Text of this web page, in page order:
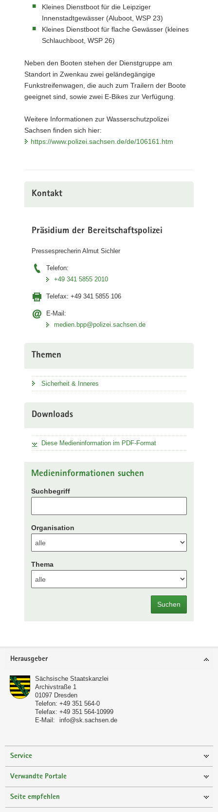
Kleines Dienstboot für die Leipziger
Innenstadtgewässer (Aluboot, WSP 23)
Kleines Dienstboot für flache Gewässer (kleines
Schlauchboot, WSP 26)
Neben den Booten stehen der Dienstgruppe am
Standort in Zwenkau zwei geländegängige
Funkstreifenwagen, die auch zum Trailern der Boote
geeignet sind, sowie zwei E-Bikes zur Verfügung.
Weitere Informationen zur Wasserschutzpolizei
Sachsen finden sich hier:
https://www.polizei.sachsen.de/de/106161.htm
Kontakt
Präsidium der Bereitschaftspolizei
Pressesprecherin Almut Sichler
Telefon:
+49 341 5855 2010
Telefax: +49 341 5855 106
E-Mail:
medien.bpp@polizei.sachsen.de
Themen
Sicherheit & Inneres
Downloads
Diese Medieninformation im PDF-Format
Medieninformationen suchen
Suchbegriff
Organisation
Thema
Suchen
Footer-
Herausgeber
Sächsische Staatskanzlei
Archivstraße 1
01097 Dresden
Telefon: +49 351 564-0
Telefax: +49 351 564-10999
E-Mail:
info@sk.sachsen.de
Service
Verwandte Portale
Seite empfehlen